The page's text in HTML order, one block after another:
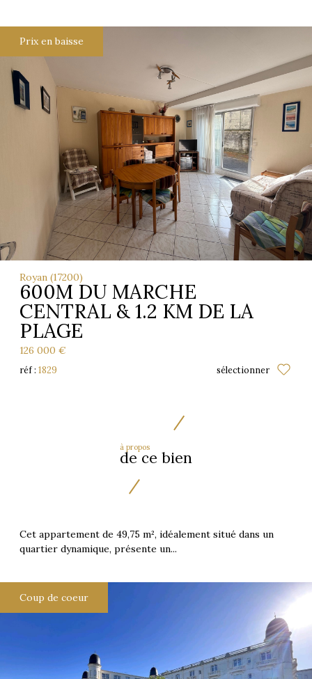
Prix en baisse
à propos
de ce bien
Cet appartement de 49,75 m², idéalement situé dans un
quartier dynamique, présente un...
Royan (17200)
600M DU MARCHE
CENTRAL & 1.2 KM DE LA
PLAGE
126 000 €
réf : 1829 sélectionner
Coup de coeur